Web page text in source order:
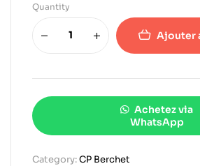
Quantity
Ajouter
Achetez via
WhatsApp
Category:CP Berchet